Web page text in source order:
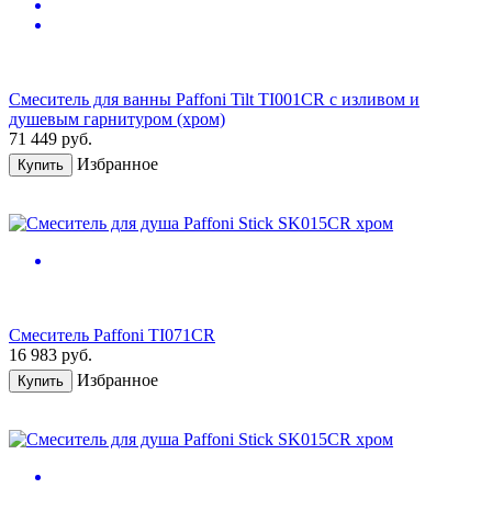
Смеситель для ванны Paffoni Tilt TI001CR с изливом и
душевым гарнитуром (хром)
71 449 руб.
Купить Избранное
Смеситель Paffoni TI071CR
16 983 руб.
Купить Избранное